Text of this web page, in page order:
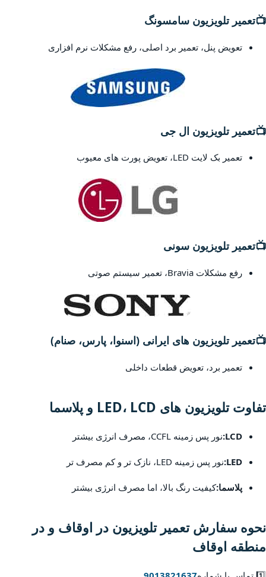
📺تعمیر تلویزیون سامسونگ
تعویض پنل، تعمیر برد اصلی، رفع مشکلات نرم افزاری
📺تعمیر تلویزیون ال جی
تعمیر بک لایت LED، تعویض پورت های معیوب
📺تعمیر تلویزیون سونی
رفع مشکلات Bravia، تعمیر سیستم صوتی
📺تعمیر تلویزیون های ایرانی (اسنوا، پارس، صنام)
تعمیر برد، تعویض قطعات داخلی
تفاوت تلویزیون های LED، LCD و پلاسما
LCD: نور پس زمینه CCFL، مصرف انرژی بیشتر
LED: نور پس زمینه LED، نازک تر و کم مصرف تر
پلاسما:کیفیت رنگ بالا، اما مصرف انرژی بیشتر
نحوه سفارش تعمیر تلویزیون در اوقاف و در
منطقه اوقاف